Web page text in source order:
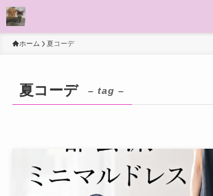
ホーム 夏コーデ
夏コーデ – tag –